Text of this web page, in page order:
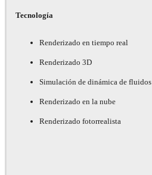
Tecnología
Renderizado en tiempo real
Renderizado 3D
Simulación de dinámica de fluidos
Renderizado en la nube
Renderizado fotorrealista